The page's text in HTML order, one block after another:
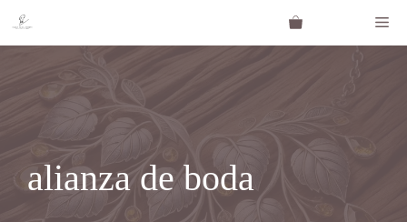
contenido
alianza de boda